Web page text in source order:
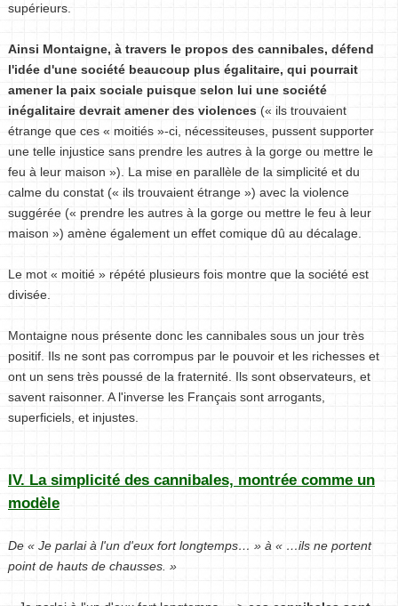
supérieurs.
Ainsi Montaigne, à travers le propos des cannibales, défend
l'idée d'une société beaucoup plus égalitaire, qui pourrait
amener la paix sociale puisque selon lui une société
inégalitaire devrait amener des violences (« ils trouvaient
étrange que ces « moitiés »-ci, nécessiteuses, pussent supporter
une telle injustice sans prendre les autres à la gorge ou mettre le
feu à leur maison »). La mise en parallèle de la simplicité et du
calme du constat (« ils trouvaient étrange ») avec la violence
suggérée (« prendre les autres à la gorge ou mettre le feu à leur
maison ») amène également un effet comique dû au décalage.
Le mot « moitié » répété plusieurs fois montre que la société est
divisée.
Montaigne nous présente donc les cannibales sous un jour très
positif. Ils ne sont pas corrompus par le pouvoir et les richesses et
ont un sens très poussé de la fraternité. Ils sont observateurs, et
savent raisonner. A l'inverse les Français sont arrogants,
superficiels, et injustes.
IV. La simplicité des cannibales, montrée comme un
modèle
De « Je parlai à l'un d'eux fort longtemps… » à « …ils ne portent
point de hauts de chausses. »